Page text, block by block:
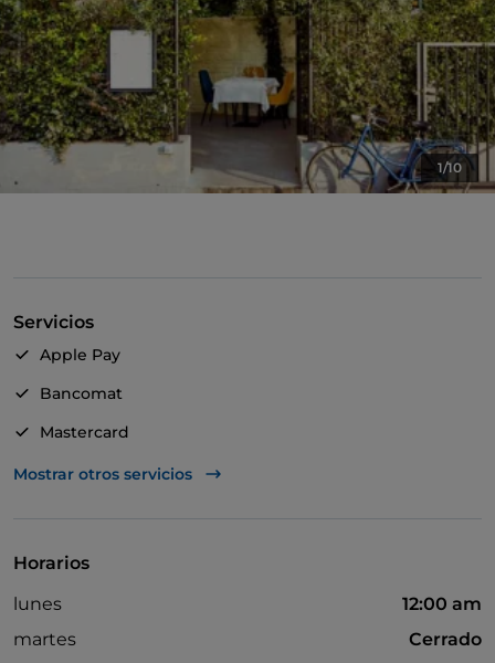
1/10
Servicios
Apple Pay
Bancomat
Mastercard
Baño para inválidos
Mostrar otros servicios
Horarios
lunes
12:00 am
martes
Cerrado